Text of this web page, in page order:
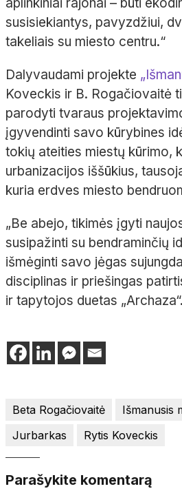
susisiekiantys, pavyzdžiui,
takeliais su miesto centru.“
Dalyvaudami projekte
Koveckis ir B. Rogačiovaitė
parodyti tvaraus
įgyvendinti savo kūrybines
tokių ateities miestų kūrimo,
urbanizacijos iššūkius,
kuria erdves miesto
„Be abejo, tikimės įgyti
susipažinti su bendraminčių
išmėginti savo jėgas
disciplinas ir priešingas
ir tapytojos duetas „Archaza“.
Beta Rogačiovaitė
Išmanusis
Jurbarkas
Rytis Koveckis
Parašykite komentarą